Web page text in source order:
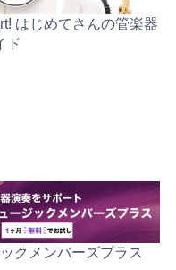
はじめてさんの管楽器
ド
クメンバーズプラス